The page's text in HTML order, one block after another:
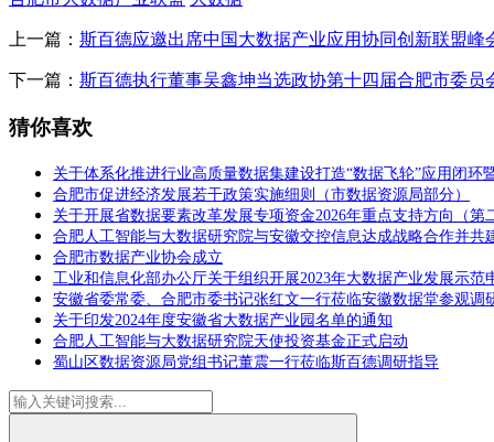
上一篇： 斯百德应邀出席中国大数据产业应用协同创新联盟峰
下一篇： 斯百德执行董事吴鑫坤当选政协第十四届合肥市委员
猜你喜欢
关于体系化推进行业高质量数据集建设打造“数据飞轮”应用闭
合肥市促进经济发展若干政策实施细则（市数据资源局部分）
关于开展省数据要素改革发展专项资金2026年重点支持方向（第
合肥人工智能与大数据研究院与安徽交控信息达成战略合作并共
合肥市数据产业协会成立
工业和信息化部办公厅关于组织开展2023年大数据产业发展示范
安徽省委常委、合肥市委书记张红文一行莅临安徽数据堂参观调
关于印发2024年度安徽省大数据产业园名单的通知
合肥人工智能与大数据研究院天使投资基金正式启动
蜀山区数据资源局党组书记董震一行莅临斯百德调研指导